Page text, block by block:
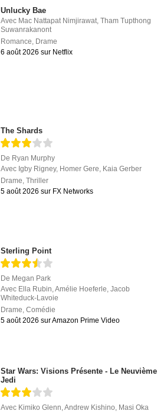
Unlucky Bae
Avec Mac Nattapat Nimjirawat ,Tham Tupthong
Suwanrakanont
Romance Drame
6 août 2026 sur Netflix
The Shards
De Ryan Murphy
Avec Igby Rigney, Homer Gere, Kaia Gerber
Drame,Thriller
5 août 2026 sur FX Networks
Sterling Point
De Megan Park
Avec Ella Rubin,Amélie Hoeferle,Jacob
Whiteduck-Lavoie
Drame,Comédie
5 août 2026 sur Amazon Prime Video
Star Wars: Visions Présente - Le Neuvième
Jedi
Avec Kimiko Glenn,Andrew Kishino, Masi Oka